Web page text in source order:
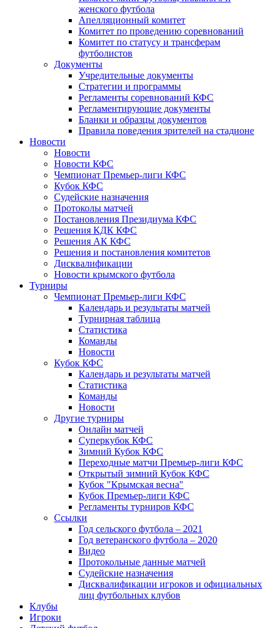
женского футбола
Апелляционный комитет
Комитет по проведению соревнований
Комитет по статусу и трансферам
футболистов
Документы
Учредительные документы
Стратегии и программы
Регламенты соревнований КФС
Регламентирующие документы
Бланки и образцы документов
Правила поведения зрителей на стадионе
Новости
Новости
Новости КФС
Чемпионат Премьер-лиги КФС
Кубок КФС
Судейские назначения
Протоколы матчей
Постановления Президиума КФС
Решения КДК КФС
Решения АК КФС
Решения и постановления комитетов
Дисквалификации
Новости крымского футбола
Турниры
Чемпионат Премьер-лиги КФС
Календарь и результаты матчей
Турнирная таблица
Статистика
Команды
Новости
Кубок КФС
Календарь и результаты матчей
Статистика
Команды
Новости
Другие турниры
Онлайн матчей
Суперкубок КФС
Зимний Кубок КФС
Переходные матчи Премьер-лиги КФС
Открытый зимний Кубок КФС
Кубок "Крымская весна"
Кубок Премьер-лиги КФС
Регламенты турниров КФС
Ссылки
Год сельского футбола – 2021
Год ветеранского футбола – 2020
Видео
Протокольные данные матчей
Судейские назначения
Дисквалификации игроков и официальных
лиц футбольных клубов
Клубы
Игроки